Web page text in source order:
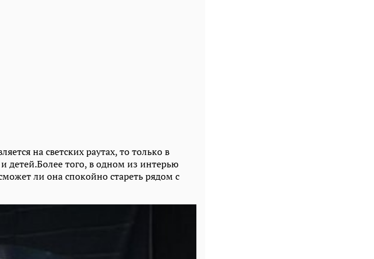
на светских раутах, то только в
детей.Более того, в одном из интерью
ли она спокойно стареть рядом с